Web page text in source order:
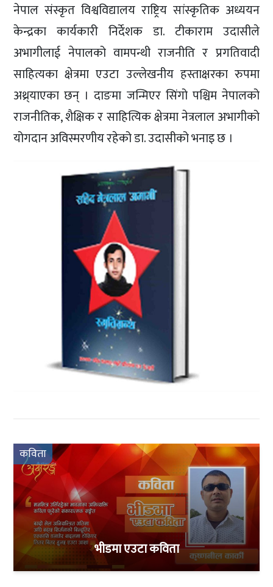
नेपाल संस्कृत विश्वविद्यालय राष्ट्रिय सांस्कृतिक अध्ययन
केन्द्रका कार्यकारी निर्देशक डा. टीकाराम उदासीले
अभागीलाई नेपालको वामपन्थी राजनीति र प्रगतिवादी
साहित्यका क्षेत्रमा एउटा उल्लेखनीय हस्ताक्षरका रुपमा
अथ्र्याएका छन् । दाङमा जन्मिएर सिंगो पश्चिम नेपालको
राजनीतिक, शैक्षिक र साहित्यिक क्षेत्रमा नेत्रलाल अभागीको
योगदान अविस्मरणीय रहेको डा. उदासीको भनाइ छ ।
कविता
भीडमा एउटा कविता